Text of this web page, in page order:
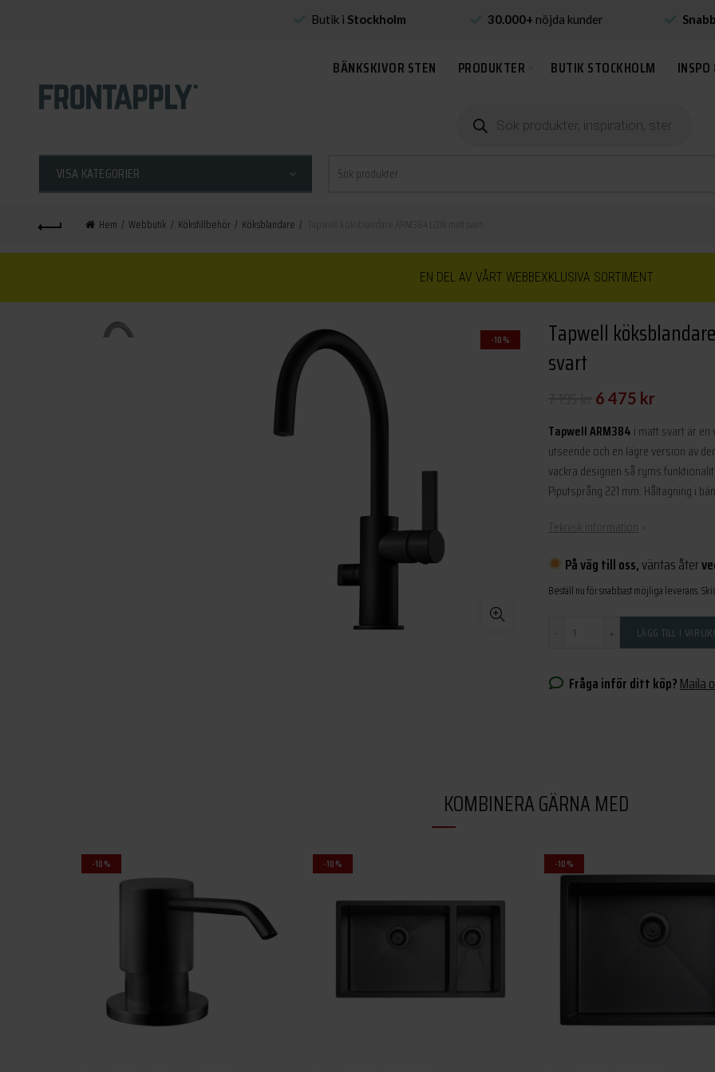
BÄNKSKIVOR STEN PRODUKTER BUTIK STOCKHOLM
VISA KATEGORIER
efter:
Hem Webbutik Kökstillbehör Köksblandare
EN DEL AV VÅRT WEBBEXKLUSIVA SORTIMENT
-10%
Tapwell
svart
Det
ursprungliga
priset
var:
7
195 kr.
6 475 krDet
nuvarande
priset
är:
6
Tapwell ARM384 i matt svart är en
utseende och en lägre version av
vackra designen så ryms
Piputsprång 221 mm. Håltagning i
Teknisk information
På väg till oss,väntas åter
Beställ nu för snabbast möjliga leverans.
LÄGG TILL I
Fråga inför ditt köp?Maila
KOMBINERA GÄRNA MED
-10% -10% -10%
Butik i Stockholm 30.000+ nöjda kunder